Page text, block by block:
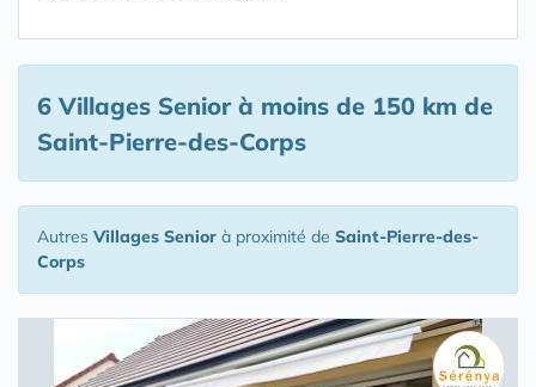
6 Villages Seniorà moins de 150 km de
Saint-Pierre-des-Corps
Autres Villages Senior à proximité de Saint-Pierre-des-
Corps